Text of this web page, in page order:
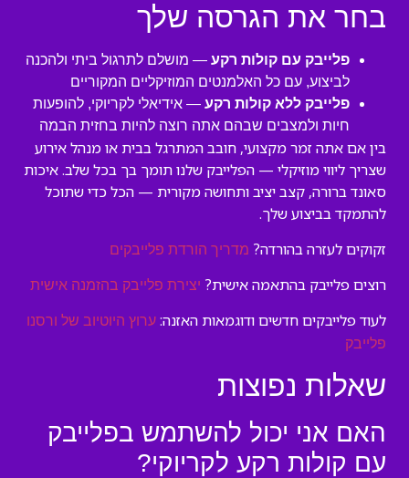
בחר את הגרסה שלך
פלייבק עם קולות רקע — מושלם לתרגול ביתי ולהכנה
לביצוע, עם כל האלמנטים המוזיקליים המקוריים
פלייבק ללא קולות רקע — אידיאלי לקריוקי, להופעות
חיות ולמצבים שבהם אתה רוצה להיות בחזית הבמה
בין אם אתה זמר מקצועי, חובב המתרגל בבית או מנהל אירוע
שצריך ליווי מוזיקלי — הפלייבק שלנו תומך בך בכל שלב. איכות
סאונד ברורה, קצב יציב ותחושה מקורית — הכל כדי שתוכל
להתמקד בביצוע שלך.
זקוקים לעזרה בהורדה? מדריך הורדת פלייבקים
רוצים פלייבק בהתאמה אישית? יצירת פלייבק בהזמנה אישית
לעוד פלייבקים חדשים ודוגמאות האזנה: ערוץ היוטיוב של ורסנו
פלייבק
שאלות נפוצות
האם אני יכול להשתמש בפלייבק
עם קולות רקע לקריוקי?